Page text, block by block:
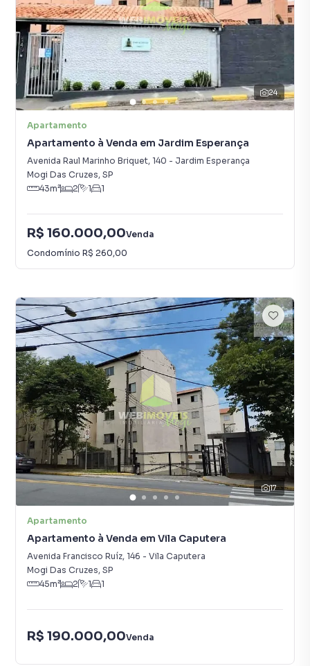
24
Apartamento
Apartamento à Venda em Jardim Esperança
Avenida Raul Marinho Briquet, 140 - Jardim Esperança
Mogi Das Cruzes, SP
43m² 2 1 1
R$ 160.000,00Venda
Condomínio R$ 260,00
17
Apartamento
Apartamento à Venda em Vila Caputera
Avenida Francisco Ruíz, 146 - Vila Caputera
Mogi Das Cruzes, SP
45m² 2 1 1
R$ 190.000,00Venda